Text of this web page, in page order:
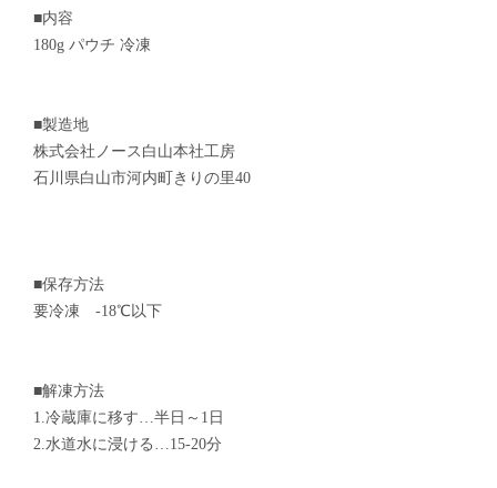
■内容
180g パウチ 冷凍
■製造地
株式会社ノース白山本社工房
石川県白山市河内町きりの里40
■保存方法
要冷凍 -18℃以下
■解凍方法
1.冷蔵庫に移す…半日～1日
2.水道水に浸ける…15-20分